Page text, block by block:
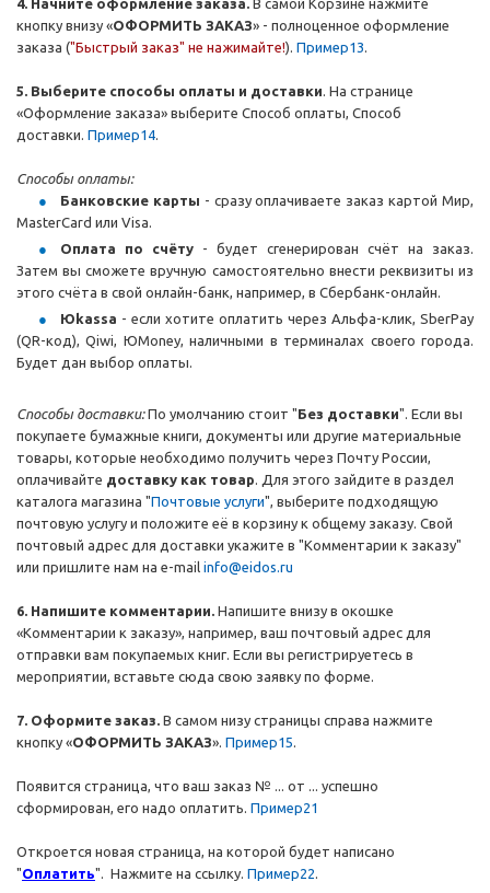
4. Начните оформление заказа. В самой Корзине нажмите
кнопку внизу «ОФОРМИТЬ ЗАКАЗ» - полноценное оформление
заказа ("Быстрый заказ" не нажимайте!). Пример13.
5. Выберите способы оплаты и доставки. На странице
«Оформление заказа» выберите Способ оплаты, Способ
доставки. Пример14.
Способы оплаты:
Банковские карты - сразу оплачиваете заказ картой Мир,
MasterCard или Visa.
Оплата по счёту - будет сгенерирован счёт на заказ.
Затем вы сможете вручную самостоятельно внести реквизиты из
этого счёта в свой онлайн-банк, например, в Сбербанк-онлайн.
Юkassa - если хотите оплатить через Альфа-клик, SberPay
(QR-код), Qiwi, ЮMoney, наличными в терминалах своего города.
Будет дан выбор оплаты.
Способы доставки:По умолчанию стоит "Без доставки". Если вы
покупаете бумажные книги, документы или другие материальные
товары, которые необходимо получить через Почту России,
оплачивайте доставку как товар. Для этого зайдите в раздел
каталога магазина "Почтовые услуги", выберите подходящую
почтовую услугу и положите её в корзину к общему заказу. Свой
почтовый адрес для доставки укажите в "Комментарии к заказу"
или пришлите нам на e-mail info@eidos.ru
6. Напишите комментарии. Напишите внизу в окошке
«Комментарии к заказу», например, ваш почтовый адрес для
отправки вам покупаемых книг. Если вы регистрируетесь в
мероприятии, вставьте сюда свою заявку по форме.
7. Оформите заказ. В самом низу страницы справа нажмите
кнопку «ОФОРМИТЬ ЗАКАЗ». Пример15.
Появится страница, что ваш заказ № ... от ... успешно
сформирован, его надо оплатить. Пример21
Откроется новая страница, на которой будет написано
"Оплатить". Нажмите на ссылку. Пример22.